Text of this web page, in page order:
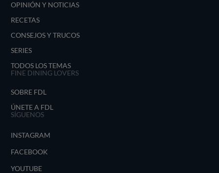
OPINIÓN Y NOTICIAS
RECETAS
CONSEJOS Y TRUCOS
SERIES
TODOS LOS TEMAS
FINE DINING LOVERS
SOBRE FDL
ÚNETE A FDL
SÍGUENOS
INSTAGRAM
FACEBOOK
YOUTUBE